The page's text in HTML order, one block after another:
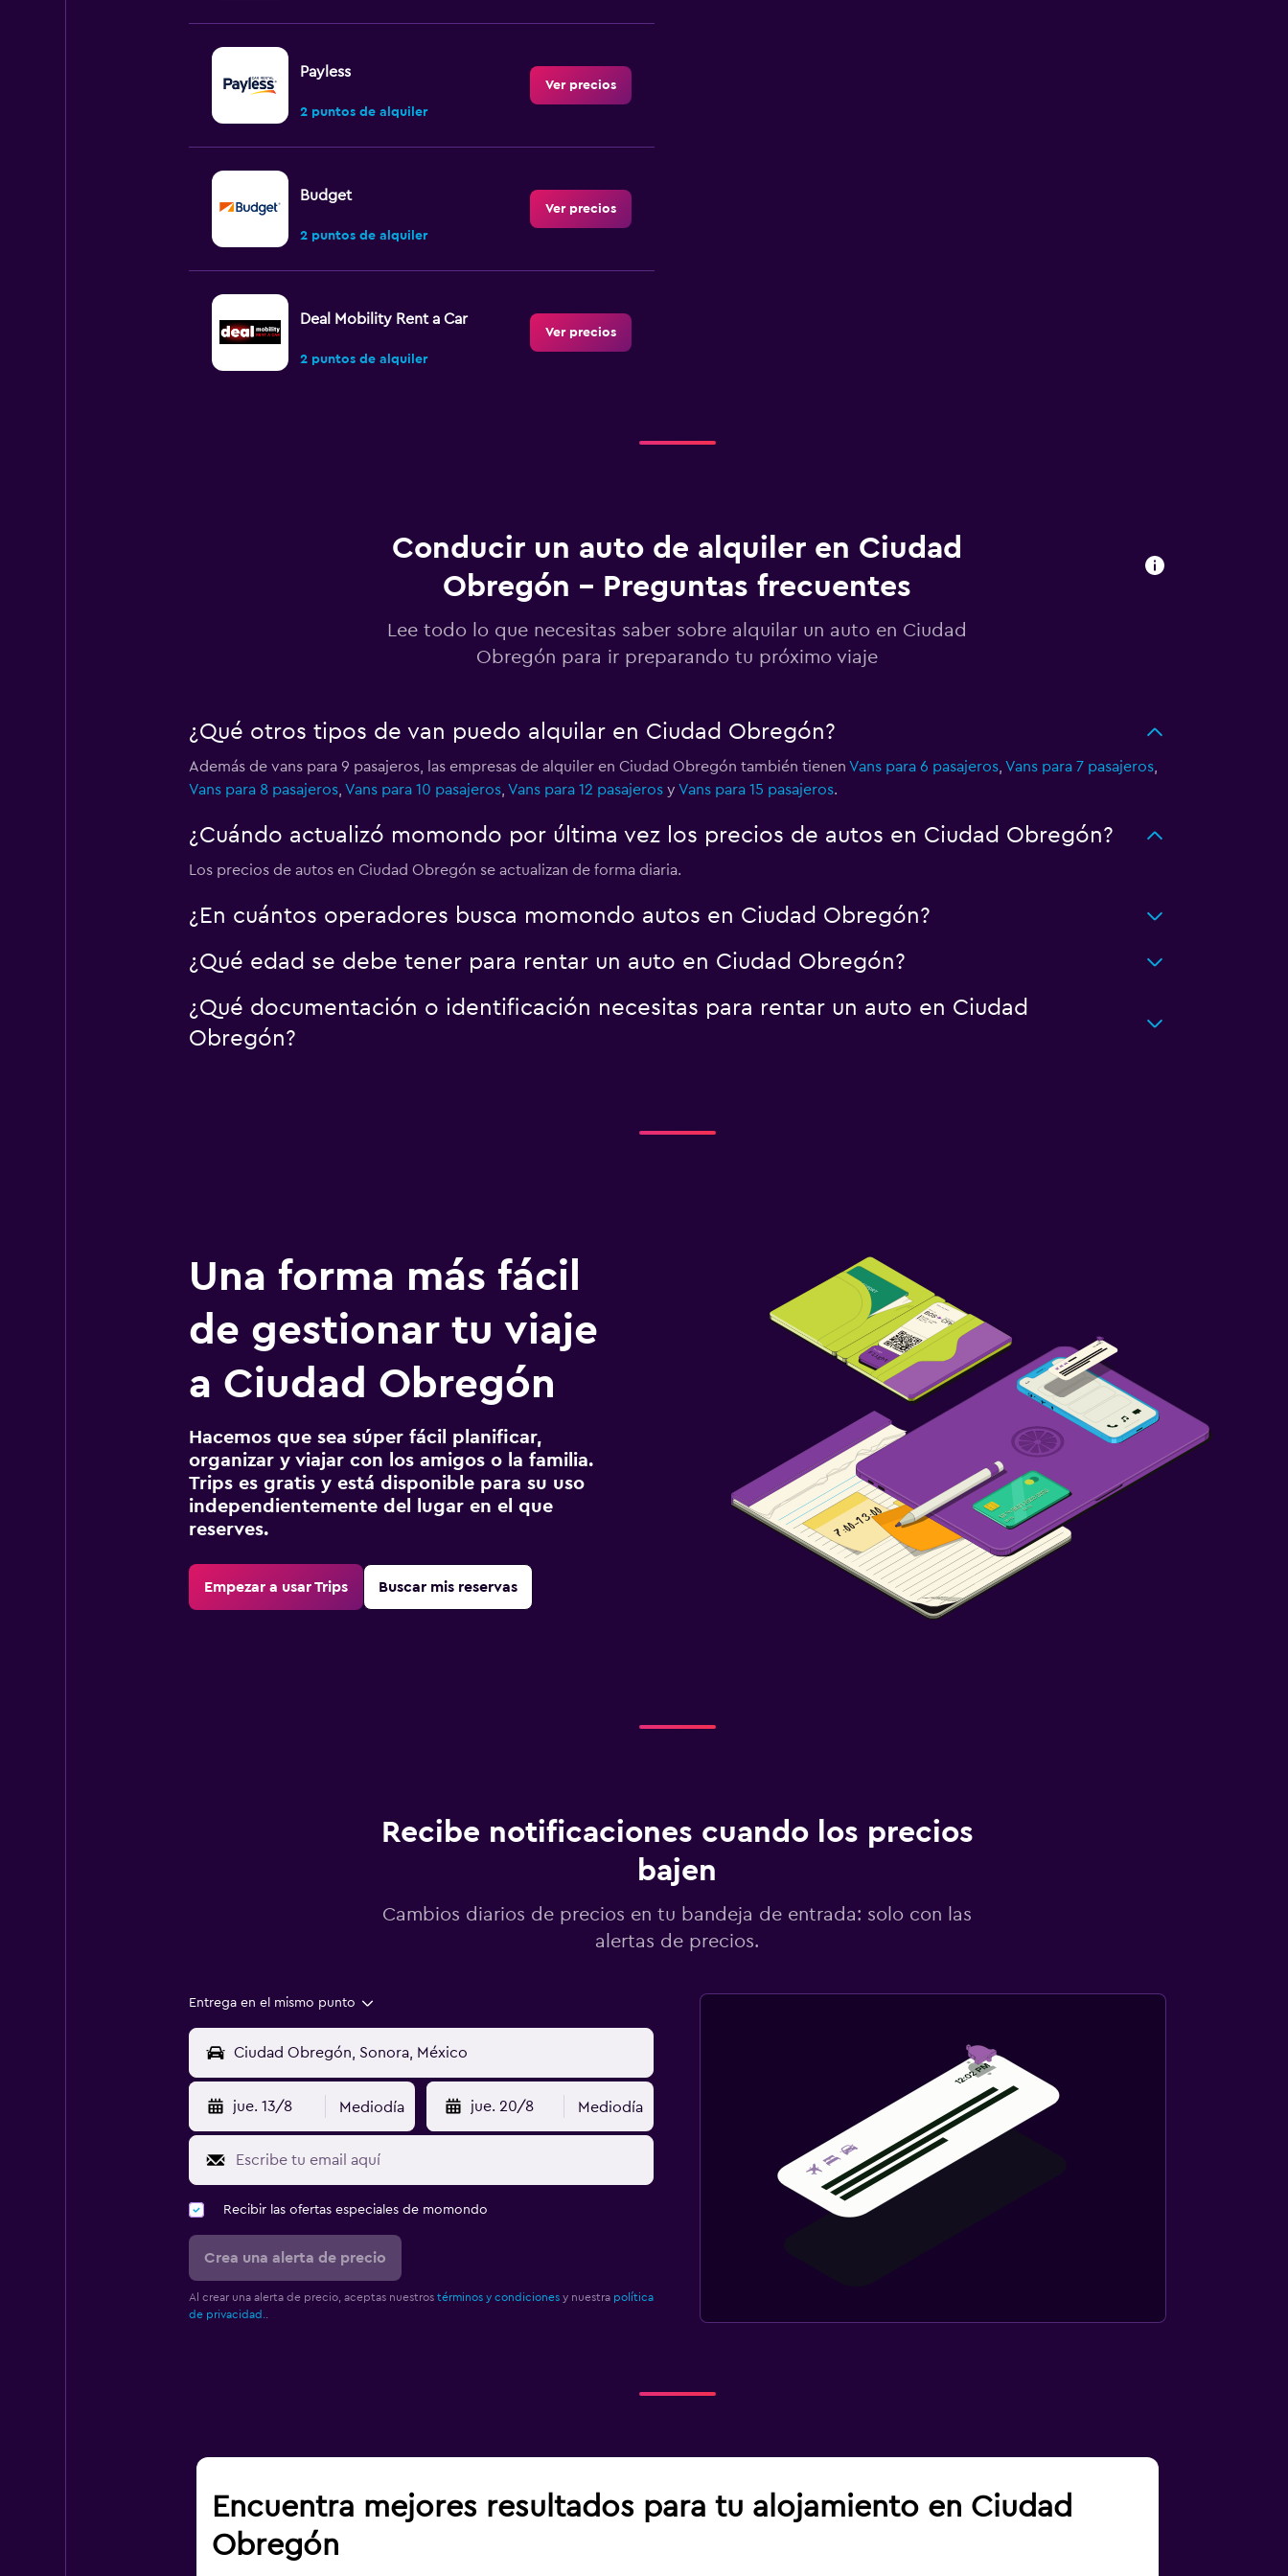
Payless
2 puntos de alquiler
Ver precios
Budget
2 puntos de alquiler
Ver precios
Deal Mobility Rent a Car
2 puntos de alquiler
Ver precios
Ver precios
1 punto de alquiler
Ver precios
Conducir un auto de alquiler en Ciudad
Obregón - Preguntas frecuentes
Lee todo lo que necesitas saber sobre alquilar un auto en Ciudad
Obregón para ir preparando tu próximo viaje
¿Qué otros tipos de van puedo alquilar en Ciudad Obregón?
Además de vans para 9 pasajeros, las empresas de alquiler en Ciudad Obregón también tienen Vans para 6 pasajeros, Vans para 7 pasajeros,
Vans para 8 pasajeros, Vans para 10 pasajeros, Vans para 12 pasajerosy Vans para 15 pasajeros.
¿Cuándo actualizó momondo por última vez los precios de autos en Ciudad Obregón?
Los precios de autos en Ciudad Obregón se actualizan de forma diaria.
¿En cuántos operadores busca momondo autos en Ciudad Obregón?
¿Qué edad se debe tener para rentar un auto en Ciudad Obregón?
¿Qué documentación o identificación necesitas para rentar un auto en Ciudad
Obregón?
Una forma más fácil
de gestionar tu viaje
a Ciudad Obregón
Hacemos que sea súper fácil planificar,
organizar y viajar con los amigos o la familia.
Trips es gratis y está disponible para su uso
independientemente del lugar en el que
reserves.
Empezar a usar Trips Buscar mis reservas
Recibe notificaciones cuando los precios
bajen
Cambios diarios de precios en tu bandeja de entrada: solo con las
alertas de precios.
Entrega en el mismo punto
jue. 13/8 Mediodía jue. 20/8 Mediodía
Recibir las ofertas especiales de momondo
Crea una alerta de precio
Al crear una alerta de precio, aceptas nuestros términos y condicionesy nuestra política
de privacidad.
Encuentra mejores resultados para tu alojamiento en Ciudad
Obregón